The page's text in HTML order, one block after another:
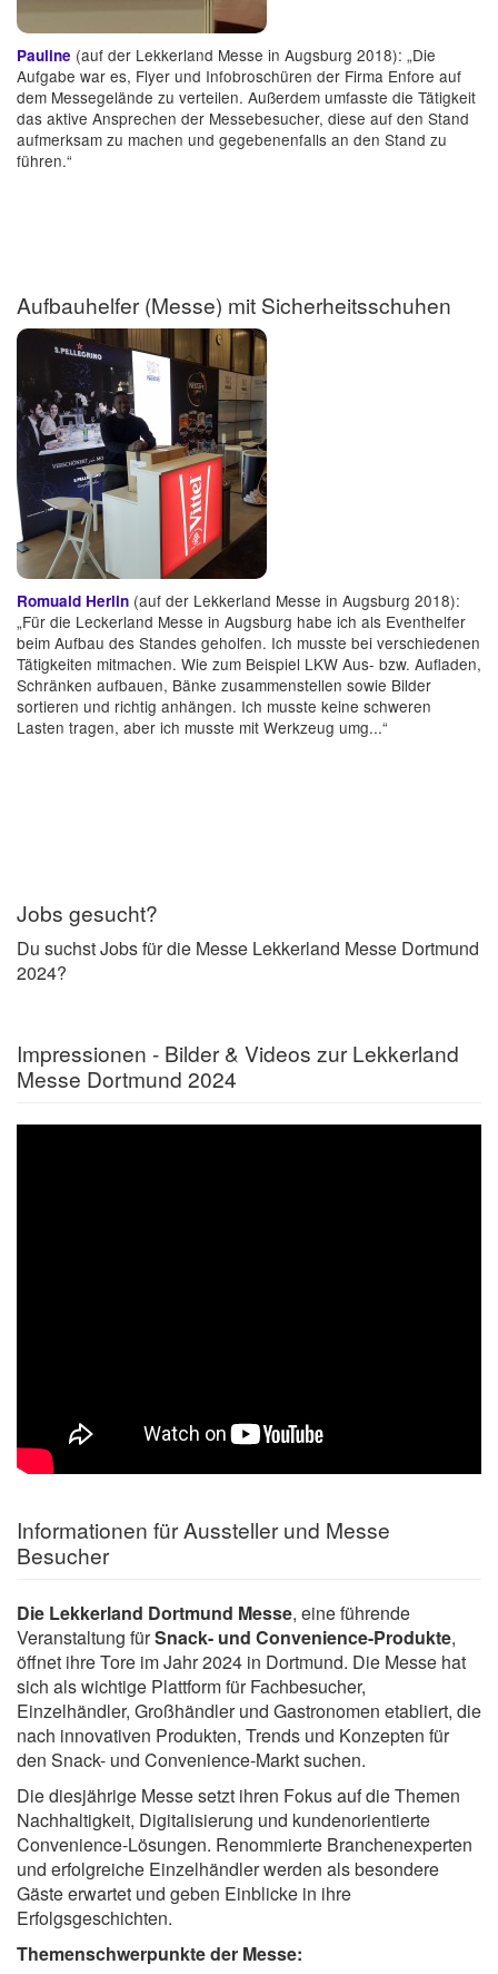
Pauline (auf der Lekkerland Messe in Augsburg 2018): „Die
Aufgabe war es, Flyer und Infobroschüren der Firma Enfore auf
dem Messegelände zu verteilen. Außerdem umfasste die Tätigkeit
das aktive Ansprechen der Messebesucher, diese auf den Stand
aufmerksam zu machen und gegebenenfalls an den Stand zu
führen.“
Aufbauhelfer (Messe) mit Sicherheitsschuhen
Romuald Herlin (auf der Lekkerland Messe in Augsburg 2018):
„Für die Leckerland Messe in Augsburg habe ich als Eventhelfer
beim Aufbau des Standes geholfen. Ich musste bei verschiedenen
Tätigkeiten mitmachen. Wie zum Beispiel LKW Aus- bzw. Aufladen,
Schränken aufbauen, Bänke zusammenstellen sowie Bilder
sortieren und richtig anhängen. Ich musste keine schweren
Lasten tragen, aber ich musste mit Werkzeug umg...“
Jobs gesucht?
Du suchst Jobs für die Messe Lekkerland Messe Dortmund
2024?
Impressionen - Bilder & Videos zur Lekkerland
Messe Dortmund 2024
Informationen für Aussteller und Messe
Besucher
Die Lekkerland Dortmund Messe, eine führende
Veranstaltung fürSnack- und Convenience-Produkte,
öffnet ihre Tore im Jahr 2024 in Dortmund. Die Messe hat
sich als wichtige Plattform für Fachbesucher,
Einzelhändler, Großhändler und Gastronomen etabliert, die
nach innovativen Produkten, Trends und Konzepten für
den Snack- und Convenience-Markt suchen.
Die diesjährige Messe setzt ihren Fokus auf die Themen
Nachhaltigkeit, Digitalisierung und kundenorientierte
Convenience-Lösungen. Renommierte Branchenexperten
und erfolgreiche Einzelhändler werden als besondere
Gäste erwartet und geben Einblicke in ihre
Erfolgsgeschichten.
Themenschwerpunkte der Messe: